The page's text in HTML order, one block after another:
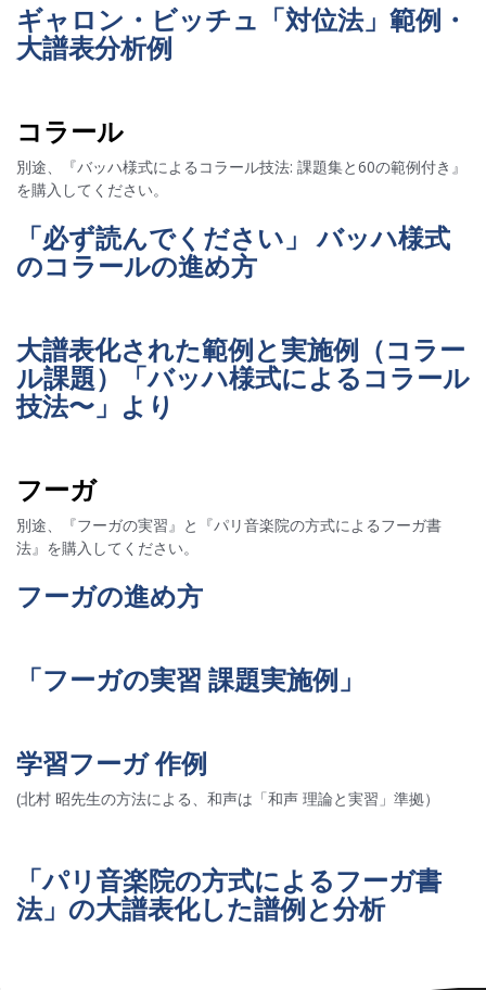
ギャロン・ビッチュ「対位法」範例・
大譜表分析例
コラール
別途、『バッハ様式によるコラール技法: 課題集と60の範例付き』
を購入してください。
「必ず読んでください」 バッハ様式
のコラールの進め方
大譜表化された範例と実施例（コラー
ル課題）「バッハ様式によるコラール
技法〜」より
フーガ
別途、『フーガの実習』と『パリ音楽院の方式によるフーガ書
法』を購入してください。
フーガの進め方
「フーガの実習 課題実施例」
学習フーガ 作例
(北村 昭先生の方法による、和声は「和声 理論と実習」準拠）
「パリ音楽院の方式によるフーガ書
法」の大譜表化した譜例と分析